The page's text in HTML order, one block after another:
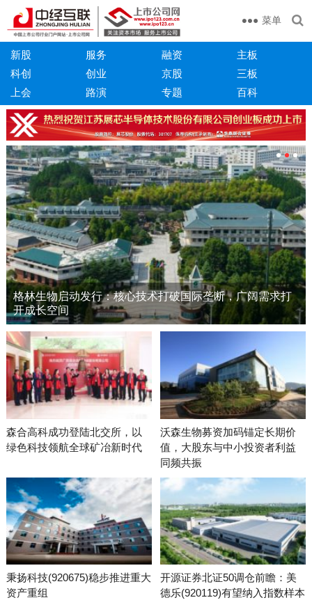
菜单
新股 服务 融资
主板
科创
创业 京股
三板
上会
路演 专题 百科
格林生物启动发行：核心技术打破国际垄断，广阔需求打
开成长空间
森合高科成功登陆北交所，以
绿色科技领航全球矿冶新时代
沃森生物募资加码锚定长期价
值，大股东与中小投资者利益
同频共振
秉扬科技(920675)稳步推进重大
资产重组
开源证券北证50调仓前瞻：美
德乐(920119)有望纳入指数样本